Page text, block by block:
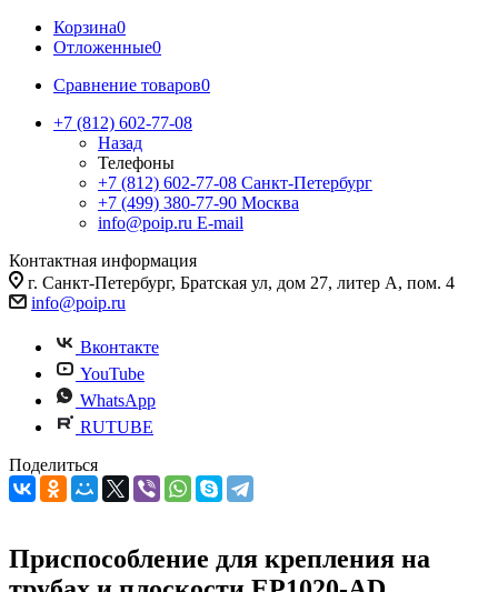
Корзина0
Отложенные0
Сравнение товаров0
+7 (812) 602-77-08
Назад
Телефоны
+7 (812) 602-77-08 Санкт-Петербург
+7 (499) 380-77-90 Москва
info@poip.ru E-mail
Контактная информация
г. Санкт-Петербург, Братская ул, дом 27, литер А, пом. 4
info@poip.ru
Вконтакте
YouTube
WhatsApp
RUTUBE
Поделиться
Приспособление для крепления на